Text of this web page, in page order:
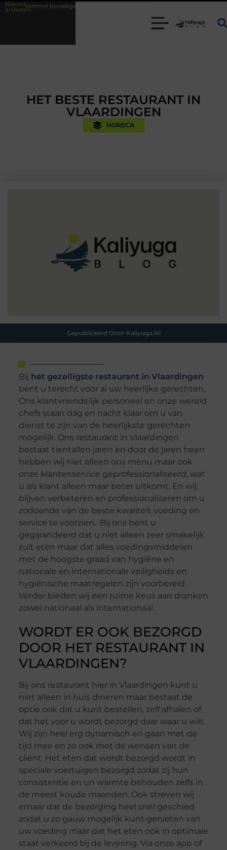
Nieuwe
artikelen met kennis uit de praktijk
HET BESTE RESTAURANT IN
VLAARDINGEN
HORECA
Gepubliceerd Door Kaliyuga.nl
Bij het gezelligste restaurant in Vlaardingen
bent u terecht voor al uw heerlijke gerechten.
Ons klantvriendelijk personeel en onze wereld
chefs staan dag en nacht klaar om u van
dienst te zijn van de heerlijkste gerechten
mogelijk. Ons restaurant in Vlaardingen
bestaat tientallen jaren en door de jaren heen
hebben wij niet alleen ons menu maar ook
onze klantenservice geprofessionaliseerd, wat
u als klant alleen maar beter uitkomt. En wij
blijven verbeteren en professionaliseren om u
zodoende van de beste kwaliteit voeding en
service te voorzien. Bij ons bent u
gegarandeerd dat u niet alleen zeer smakelijk
zult eten maar dat alles voedingsmiddelen
met de hoogste graad van hygiëne en
nationale en internationale veiligheids en
hygiënische maatregelen zijn voorbereid.
Verder bieden wij een ruime keus aan dranken
zowel nationaal als internationaal.
WORDT ER OOK BEZORGD
DOOR HET RESTAURANT IN
VLAARDINGEN?
Bij ons restaurant hier in Vlaardingen kunt u
niet alleen in huis dineren maar bestaat de
optie ook dat u kunt bestellen, zelf afhalen of
dat het voor u wordt bezorgd daar waar u wilt.
Wij zijn heel erg dynamisch en gaan met de
tijd mee en zo ook met de wensen van de
cliënt. Het eten dat wordt bezorgd wordt in
speciale voertuigen bezorgd zodat zij hun
consistentie en un warmte behouden zelfs in
de meest koude maanden. Ook streven wij
ernaar dat de bezorging heel snel geschied
zodat u zo gauw mogelijk kunt genieten van
uw voeding maar dat het eten ook in optimale
staat verkeerd bij de levering. Via onze app of